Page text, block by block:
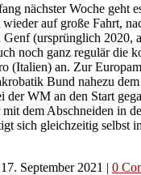
nächster Woche geht
auf große Fahrt,
Genf (ursprünglich 2020,
noch ganz regulär die
(Italien) an. Zur
Bund nahezu
der WM an den Start
dem Abschneiden in
sich gleichzeitig selbst
17. September 2021 | 0